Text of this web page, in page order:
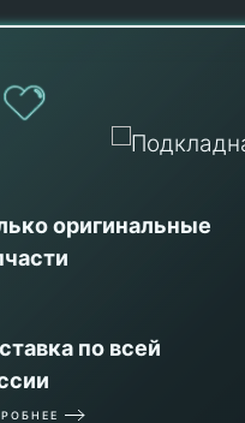
оригинальные
по всей